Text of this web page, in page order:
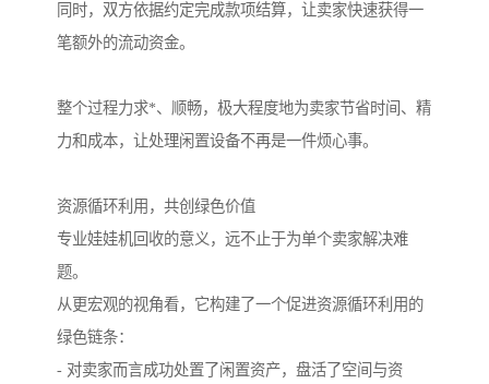
同时，双方依据约定完成款项结算，让卖家快速获得一
笔额外的流动资金。
整个过程力求*、顺畅，极大程度地为卖家节省时间、精
力和成本，让处理闲置设备不再是一件烦心事。
资源循环利用，共创绿色价值
专业娃娃机回收的意义，远不止于为单个卖家解决难
题。
从更宏观的视角看，它构建了一个促进资源循环利用的
绿色链条：
- 对卖家而言成功处置了闲置资产，盘活了空间与资